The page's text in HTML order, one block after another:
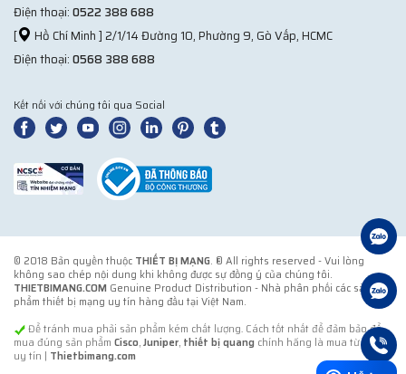
Điện thoại:0522 388 688
[
Hồ Chí Minh ] 2/1/14 Đường 10, Phường 9, Gò Vấp, HCMC
Điện thoại:0568 388 688
Kết nối với chúng tôi qua Social
© 2018 Bản quyền thuộc THIẾT BỊ MẠNG. ® All rights reserved - Vui lòng
không sao chép nội dung khi không được sự đồng ý của chúng tôi.
THIETBIMANG.COM Genuine Product Distribution - Nhà phân phối các sản
phẩm thiết bị mạng uy tín hàng đầu tại Việt Nam.
Để tránh mua phải sản phẩm kém chất lượng. Cách tốt nhất để đảm bảo để
mua đúng sản phẩm Cisco,Juniper, thiết bị quang chính hãng là mua từ đơn vị
uy tín | Thietbimang.com